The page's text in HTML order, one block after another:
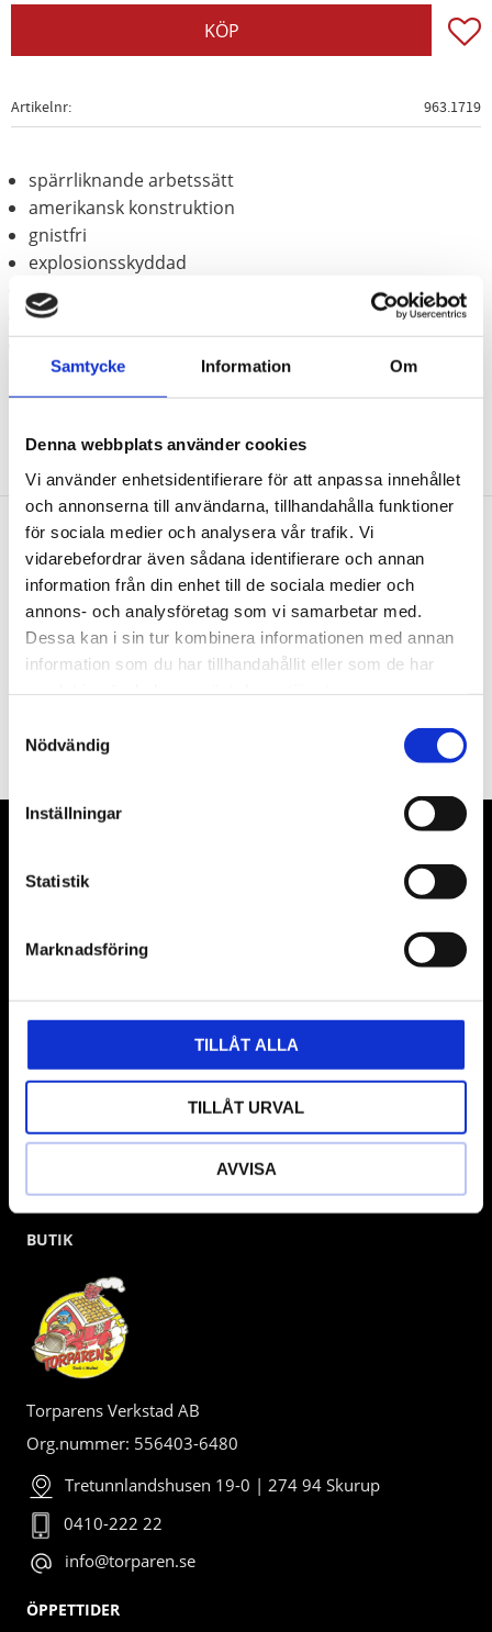
Samtycke Information Om
Denna webbplats använder cookies
Vi använder enhetsidentifierare för att anpassa innehållet
och annonserna till användarna, tillhandahålla funktioner
för sociala medier och analysera vår trafik. Vi
vidarebefordrar även sådana identifierare och annan
information från din enhet till de sociala medier och
annons- och analysföretag som vi samarbetar med.
Dessa kan i sin tur kombinera informationen med annan
information som du har tillhandahållit eller som de har
Nödvändig
Inställningar
Statistik
Marknadsföring
TILLÅT ALLA
TILLÅT URVAL
AVVISA
KÖP
Artikelnr 963.1719
spärrliknande arbetssätt
amerikansk konstruktion
gnistfri
explosionsskyddad
korrosionsbeständig
slittålig
Aluminium-brons (icke-järn-legering)
Nyhetsbrev
PRENUMERERA
integritetspolicy.
Våra främsta leverantörer är KS Tools verktyg, ATH billyftar
& däckmaskiner och Master luftmaskiner. Kontakta oss
gärna om vad som helst då vi gör vårt yttersta för att hjälpa
BUTIK
Torparens Verkstad AB
Org.nummer: 556403-6480
Tretunnlandshusen 19-0 | 274 94 Skurup
0410-222 22
info@torparen.se
ÖPPETTIDER